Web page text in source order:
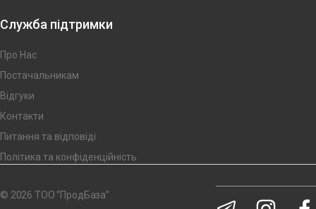
Служба підтримки
Про Нас
Постачальникам
Відгуки
Контакти
Питання та відповіді
Політика та конфіденційність
© 2026 ТОО “ПродБаза”